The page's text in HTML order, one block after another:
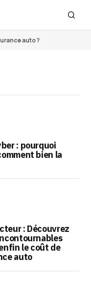
auto ?
: pourquoi
bien la
: Découvrez
le coût de
auto